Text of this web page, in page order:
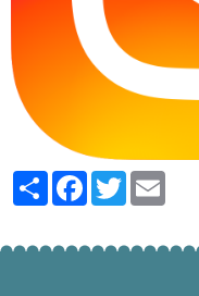
PartagerFacebook
Twitter